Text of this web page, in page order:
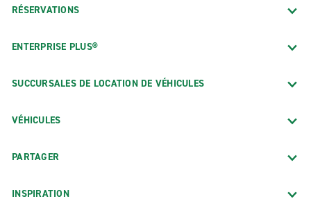
RÉSERVATIONS
ENTERPRISE PLUS®
SUCCURSALES DE LOCATION DE VÉHICULES
VÉHICULES
PARTAGER
INSPIRATION